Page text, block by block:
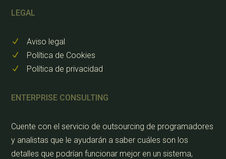
LEGAL
N Aviso legal
N Política de Cookies
N Política de privacidad
ENTERPRISE CONSULTING
Cuente con el servicio de outsourcing de programadores
y analistas que le ayudarán a saber cuáles son los
detalles que podrían funcionar mejor en un sistema,